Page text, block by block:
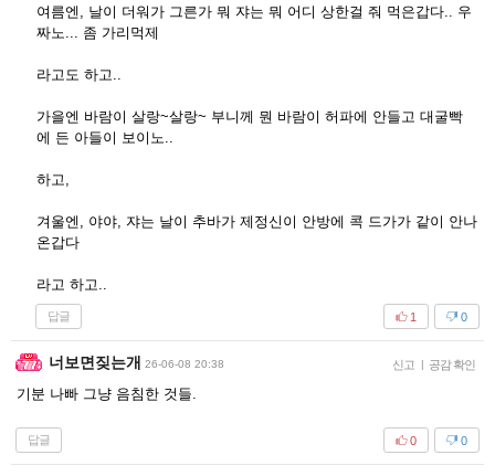
여름엔, 날이 더워가 그른가 뭐 쟈는 뭐 어디 상한걸 줘 먹은갑다.. 우
짜노... 좀 가리먹제
라고도 하고..
가을엔 바람이 살랑~살랑~ 부니께 뭔 바람이 허파에 안들고 대굴빡
에 든 아들이 보이노..
하고,
겨울엔, 야야, 쟈는 날이 추바가 제정신이 안방에 콕 드가가 같이 안나
온갑다
라고 하고..
답글 0
1
너보면짖는개 26-06-08 20:38 신고 | 공감 확인
기분 나빠 그냥 음침한 것들.
답글 0
0